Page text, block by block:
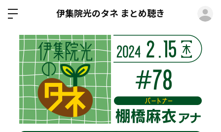
伊集院光のタネ まとめ聴き